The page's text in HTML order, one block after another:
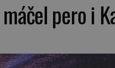
pero i